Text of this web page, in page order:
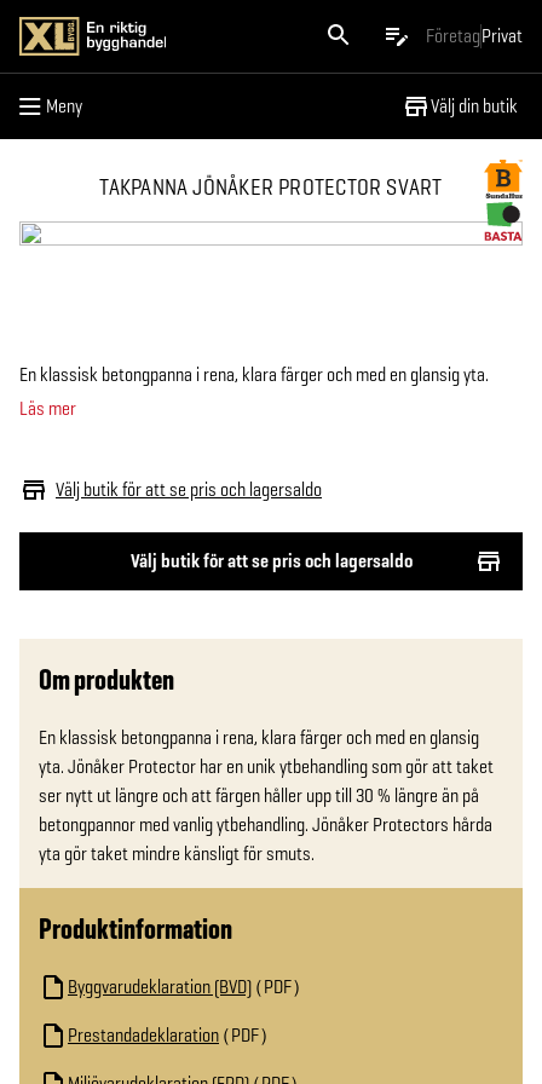
FöretagPrivat
Meny Välj din butik
Meny
TAKPANNA JÖNÅKER PROTECTOR SVART
Välj butik för att se pris och lagersaldo
Välj butik för att se pris och lagersaldo
En klassisk betongpanna i rena, klara färger och med en glansig yta.
Läs mer
Om produkten
En klassisk betongpanna i rena, klara färger och med en glansig
yta. Jönåker Protector har en unik ytbehandling som gör att taket
ser nytt ut längre och att färgen håller upp till 30 % längre än på
betongpannor med vanlig ytbehandling. Jönåker Protectors hårda
yta gör taket mindre känsligt för smuts.
Produktinformation
Byggvarudeklaration (BVD) PDF
Prestandadeklaration PDF